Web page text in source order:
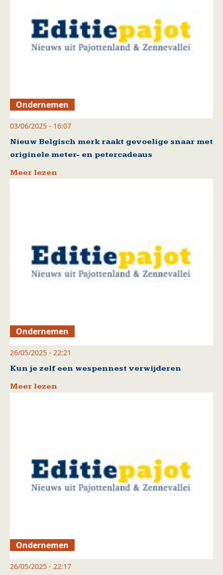
Ondernemen
03/06/2025 - 16:07
Nieuw Belgisch merk raakt gevoelige snaar met
originele meter- en petercadeaus
Meer lezen
Ondernemen
26/05/2025 - 22:21
Kun je zelf een wespennest verwijderen
Meer lezen
Ondernemen
26/05/2025 - 22:17